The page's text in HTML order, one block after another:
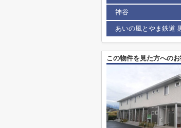
神谷
あいの風とやま鉄道
この物件を見た方への